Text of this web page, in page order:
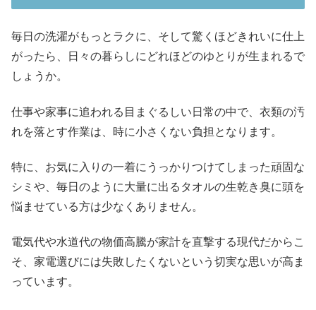
毎日の洗濯がもっとラクに、そして驚くほどきれいに仕上
がったら、日々の暮らしにどれほどのゆとりが生まれるで
しょうか。
仕事や家事に追われる目まぐるしい日常の中で、衣類の汚
れを落とす作業は、時に小さくない負担となります。
特に、お気に入りの一着にうっかりつけてしまった頑固な
シミや、毎日のように大量に出るタオルの生乾き臭に頭を
悩ませている方は少なくありません。
電気代や水道代の物価高騰が家計を直撃する現代だからこ
そ、家電選びには失敗したくないという切実な思いが高ま
っています。